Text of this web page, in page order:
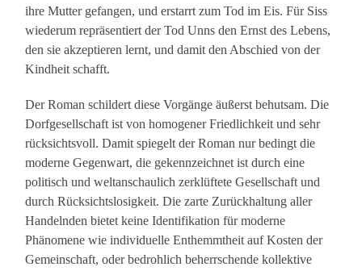
ihre Mutter gefangen, und erstarrt zum Tod im Eis. Für Siss
wiederum repräsentiert der Tod Unns den Ernst des Lebens,
den sie akzeptieren lernt, und damit den Abschied von der
Kindheit schafft.
Der Roman schildert diese Vorgänge äußerst behutsam. Die
Dorfgesellschaft ist von homogener Friedlichkeit und sehr
rücksichtsvoll. Damit spiegelt der Roman nur bedingt die
moderne Gegenwart, die gekennzeichnet ist durch eine
politisch und weltanschaulich zerklüftete Gesellschaft und
durch Rücksichtslosigkeit. Die zarte Zurückhaltung aller
Handelnden bietet keine Identifikation für moderne
Phänomene wie individuelle Enthemmtheit auf Kosten der
Gemeinschaft, oder bedrohlich beherrschende kollektive